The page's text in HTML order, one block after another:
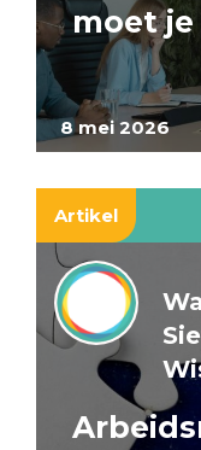
8 mei 2026
moet
Artikel